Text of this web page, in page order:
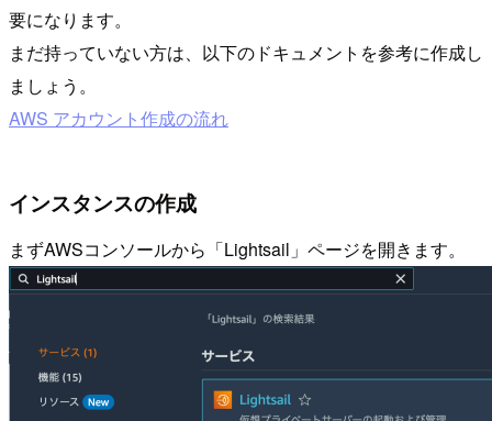
要になります。
まだ持っていない方は、以下のドキュメントを参考に作成し
ましょう。
AWS アカウント作成の流れ
インスタンスの作成
まずAWSコンソールから「Lightsail」ページを開きます。